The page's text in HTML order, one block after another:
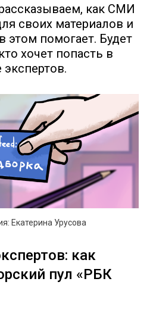
как СМИ
своих материалов и
этом помогает. Будет
хочет попасть в
Екатерина Урусова
как
пул «РБК